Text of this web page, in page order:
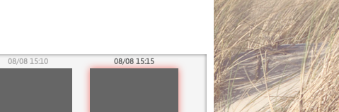
08/08 15:10 08/08 15:15